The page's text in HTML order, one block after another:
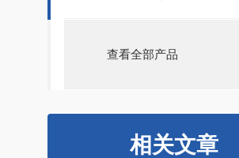
查看全部产品
相关文章